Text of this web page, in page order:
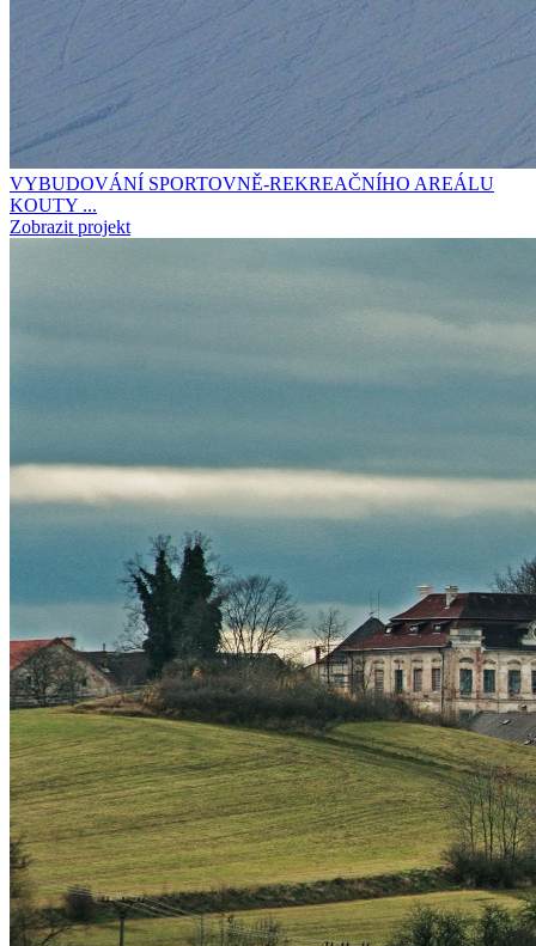
VYBUDOVÁNÍ SPORTOVNĚ-REKREAČNÍHO AREÁLU
KOUTY ...
Zobrazit projekt